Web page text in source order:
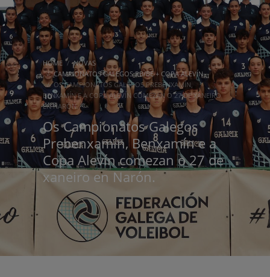
HOME
NOVAS
CAMPIONATOS GALEGOS PB/BE + COPA ALEVÍN
OS CAMPIONATOS GALEGOS PREBENXAMÍN,
BENXAMÍN E A COPA ALEVÍN COMEZAN O 27 DE XANEIRO
EN NARÓN.
Os Campionatos Galegos
Prebenxamín, Benxamín e a
Copa Alevín comezan o 27 de
xaneiro en Narón.